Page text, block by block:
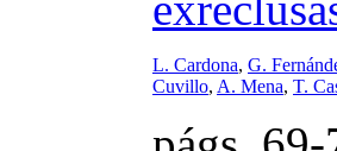
L. Cardona, G.
Cuvillo, A. Mena, T.